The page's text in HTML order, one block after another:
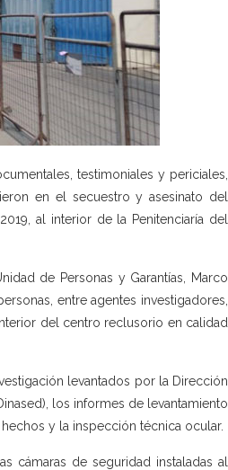
testimoniales y periciales,
en el secuestro y asesinato del
al interior de la Penitenciaría del
de Personas y Garantías, Marco
entre agentes investigadores,
del centro reclusorio en calidad
levantados por la Dirección
los informes de levantamiento
y la inspección técnica ocular.
cámaras de seguridad instaladas al